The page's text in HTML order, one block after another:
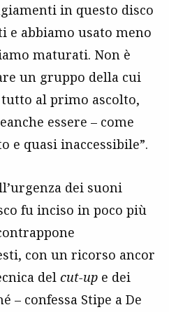
in questo disco
e abbiamo usato meno
maturati. Non è
un gruppo della cui
al primo ascolto,
essere – come
e quasi inaccessibile”.
dei suoni
fu inciso in poco più
con un ricorso ancor
del cut-up e dei
– confessa Stipe a De